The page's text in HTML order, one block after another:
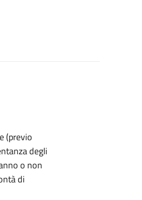
(previo
degli
o non
di